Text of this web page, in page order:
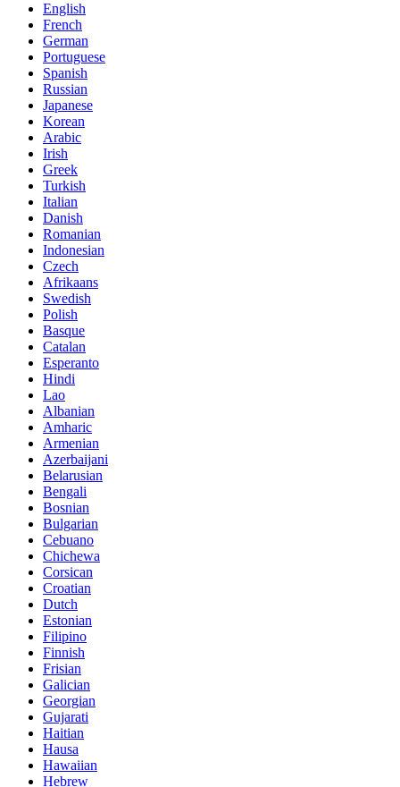
English
French
German
Portuguese
Spanish
Russian
Japanese
Korean
Arabic
Irish
Greek
Turkish
Italian
Danish
Romanian
Indonesian
Czech
Afrikaans
Swedish
Polish
Basque
Catalan
Esperanto
Hindi
Lao
Albanian
Amharic
Armenian
Azerbaijani
Belarusian
Bengali
Bosnian
Bulgarian
Cebuano
Chichewa
Corsican
Croatian
Dutch
Estonian
Filipino
Finnish
Frisian
Galician
Georgian
Gujarati
Haitian
Hausa
Hawaiian
Hebrew